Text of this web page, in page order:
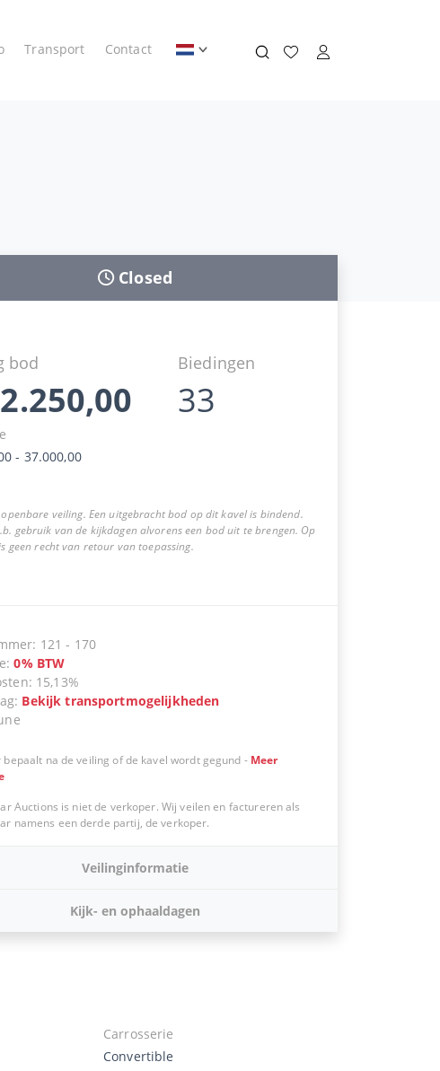
Transport Contact
Closed
bod Biedingen
33
- 37.000,00
veiling. Een uitgebracht bod op dit kavel is bindend.
gebruik van de kijkdagen alvorens een bod uit te brengen. Op
geen recht van retour van toepassing.
: 121 - 170
:0% BTW
: 15,13%
: Bekijk transportmogelijkheden
bepaalt na de veiling of de kavel wordt gegund - Meer
Auctions is niet de verkoper. Wij veilen en factureren als
namens een derde partij, de verkoper.
Veilinginformatie
Kijk- en ophaaldagen
Carrosserie
Convertible